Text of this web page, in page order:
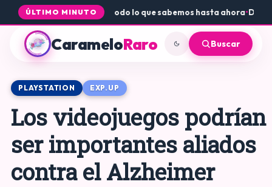
ÚLTIMO MINUTO
Core a PS5 y Xbox: todo lo que sabemos hasta ahora•Dónde
CarameloRaro Buscar
PLAYSTATION EXP.UP
Los videojuegos podrían
ser importantes aliados
contra el Alzheimer